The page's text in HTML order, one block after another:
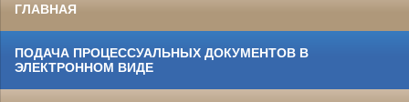
ГЛАВНАЯ
ПОДАЧА ПРОЦЕССУАЛЬНЫХ ДОКУМЕНТОВ В
ЭЛЕКТРОННОМ ВИДЕ